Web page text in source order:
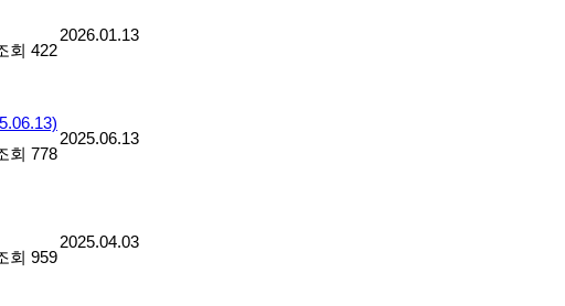
회 422
2026.01.13
회 778
2025.06.13
회 959
2025.04.03